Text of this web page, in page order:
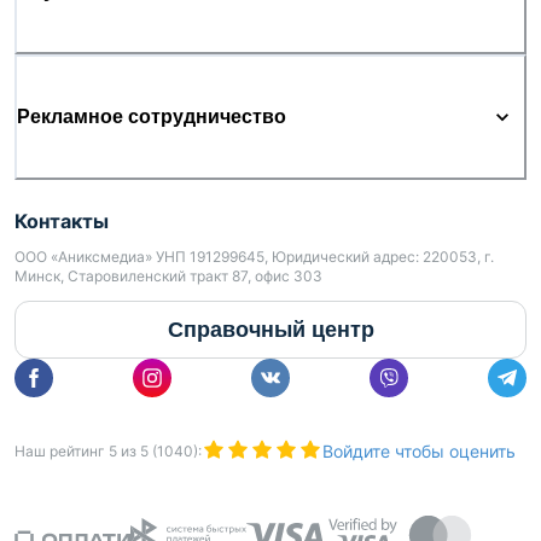
193703497
свое согласие на сбор и обработку персональных
данных автоматически.
Рекламное сотрудничество
Контакты
ООО «Аниксмедиа» УНП 191299645, Юридический адрес: 220053, г.
Минск, Старовиленский тракт 87, офис 303
Справочный центр
Наш рейтинг 5 из 5 (1040): Войдите чтобы оценить